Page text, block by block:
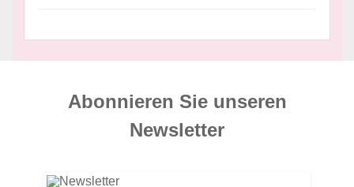
Abonnieren Sie unseren
News­letter